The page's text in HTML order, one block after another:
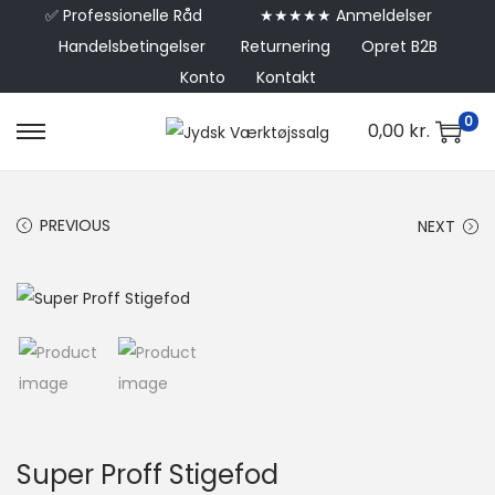
✅ Professionelle Råd
★★★★★ Anmeldelser
Handelsbetingelser
Returnering
Opret B2B
Konto
Kontakt
0,00 kr. 0
PREVIOUS NEXT
Super Proff Stigefod